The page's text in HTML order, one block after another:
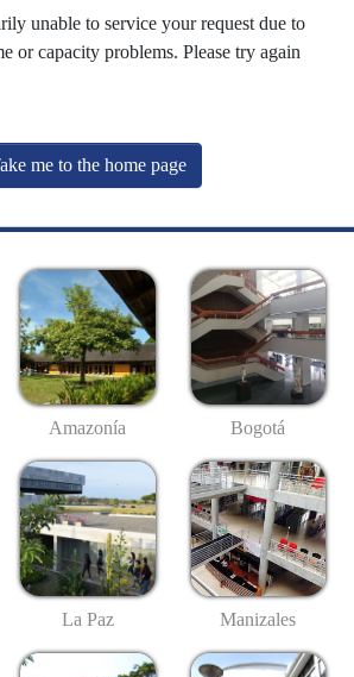
unable to service your request due to
or capacity problems. Please try again
me to the home page
Amazonía Bogotá
La Paz Manizales